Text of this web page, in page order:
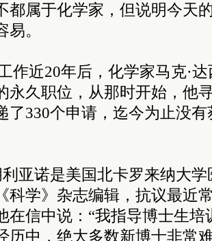
都属于化学家，但说明今天
。
作近20年后，化学家马克·
永久职位，从那时开始，他
了330个申请，迄今为止没
利亚诺是美国北卡罗来纳大
科学》杂志编辑，抗议最近
在信中说：“我指导博士生培
历中，绝大多数新博士非常